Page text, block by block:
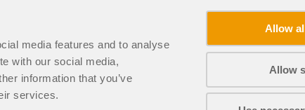
media features and to analyse
with our social media,
information that you’ve
services.
Allow
Allow
Ilość przypadków obciążenia
Ilość KO
Liczba kombinacji wyników
Ciężar całkowity
Wymiary (metryczne)
Udostępnij